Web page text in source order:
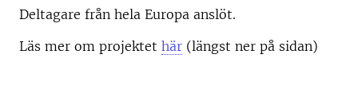
Deltagare från hela Europa anslöt.
Läs mer om projektet här (längst ner på sidan)